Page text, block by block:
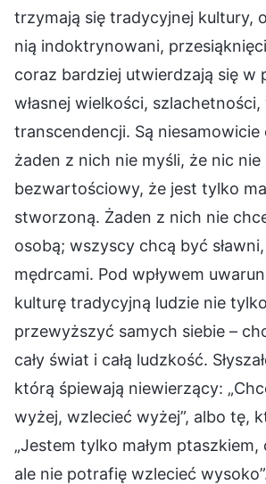
trzymają się tradycyjnej kultury,
nią indoktrynowani,
coraz bardziej utwierdzają się w
własnej wielkości,
transcendencji. Są
żaden z nich nie myśli, że nic
bezwartościowy, że jest tylko
stworzoną. Żaden z nich nie
osobą; wszyscy chcą być
mędrcami. Pod wpływem
kulturę tradycyjną ludzie nie
przewyższyć samych siebie –
cały świat i całą ludzkość.
którą śpiewają niewierzący:
wyżej, wzlecieć wyżej”, albo tę,
„Jestem tylko małym
ale nie potrafię wzlecieć